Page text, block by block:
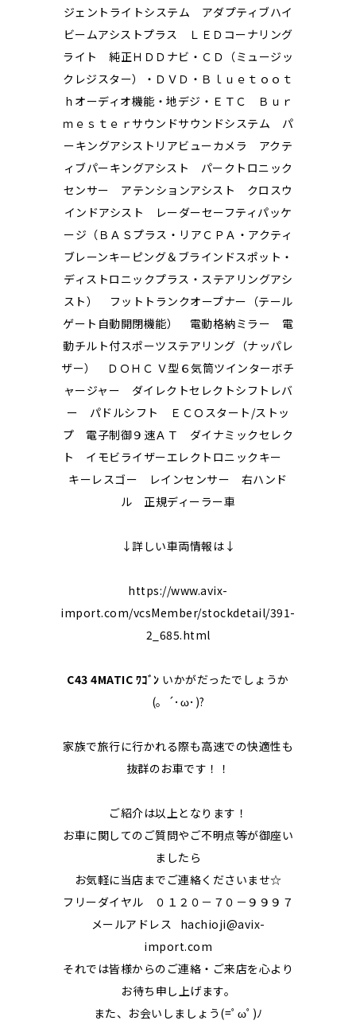
ジェントライトシステム アダプティブハイ
ビームアシストプラス ＬＥＤコーナリング
ライト 純正ＨＤＤナビ・ＣＤ（ミュージッ
クレジスター）・ＤＶＤ・Ｂｌｕｅｔｏｏｔ
ｈオーディオ機能・地デジ・ＥＴＣ Ｂｕｒ
ｍｅｓｔｅｒサウンドサウンドシステム パ
ーキングアシストリアビューカメラ アクテ
ィブパーキングアシスト パークトロニック
センサー アテンションアシスト クロスウ
インドアシスト レーダーセーフティパッケ
ージ（ＢＡＳプラス・リアＣＰＡ・アクティ
ブレーンキーピング＆ブラインドスポット・
ディストロニックプラス・ステアリングアシ
スト） フットトランクオープナー（テール
ゲート自動開閉機能） 電動格納ミラー 電
動チルト付スポーツステアリング（ナッパレ
ザー） ＤＯＨＣ Ｖ型６気筒ツインターボチ
ャージャー ダイレクトセレクトシフトレバ
ー パドルシフト ＥＣＯスタート/ストッ
プ 電子制御９速ＡＴ ダイナミックセレク
ト イモビライザーエレクトロニックキー
キーレスゴー レインセンサー 右ハンド
ル 正規ディーラー車
↓詳しい車両情報は↓
https://www.avix-
import.com/vcsMember/stockdetail/391-
2_685.html
C43 4MATIC ﾜｺﾞﾝ いかがだったでしょうか
(。´･ω･)?
家族で旅行に行かれる際も高速での快適性も
抜群のお車です！！
ご紹介は以上となります！
お車に関してのご質問やご不明点等が御座い
ましたら
お気軽に当店までご連絡くださいませ☆
フリーダイヤル ０１２０－７０－９９９７
メールアドレス hachioji@avix-
import.com
それでは皆様からのご連絡・ご来店を心より
お待ち申し上げます。
また、お会いしましょう(=ﾟωﾟ)ﾉ